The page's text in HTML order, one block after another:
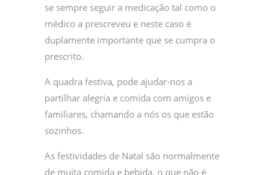
se sempre seguir a medicação tal como o
médico a prescreveu e neste caso é
duplamente importante que se cumpra o
prescrito.
A quadra festiva, pode ajudar-nos a
partilhar alegria e comida com amigos e
familiares, chamando a nós os que estão
sozinhos.
As festividades de Natal são normalmente
de muita comida e bebida, o que não é